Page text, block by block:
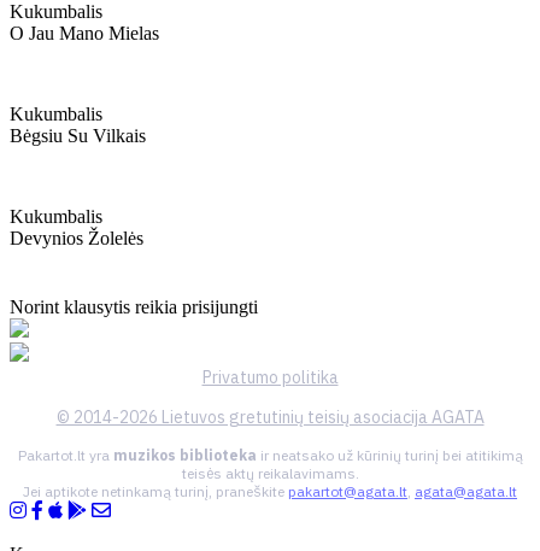
Kukumbalis
O Jau Mano Mielas
Kukumbalis
Bėgsiu Su Vilkais
Kukumbalis
Devynios Žolelės
Norint klausytis reikia prisijungti
Privatumo politika
© 2014-2026 Lietuvos gretutinių teisių asociacija AGATA
Pakartot.lt yra muzikos biblioteka ir neatsako už kūrinių turinį bei atitikimą
teisės aktų reikalavimams.
Jei aptikote netinkamą turinį, praneškite pakartot@agata.lt, agata@agata.lt